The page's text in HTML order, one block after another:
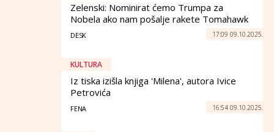
Zelenski: Nominirat ćemo Trumpa za
Nobela ako nam pošalje rakete Tomahawk
DESK 17:09 09.10.2025.
KULTURA
Iz tiska izišla knjiga 'Milena', autora Ivice
Petrovića
FENA 16:54 09.10.2025.